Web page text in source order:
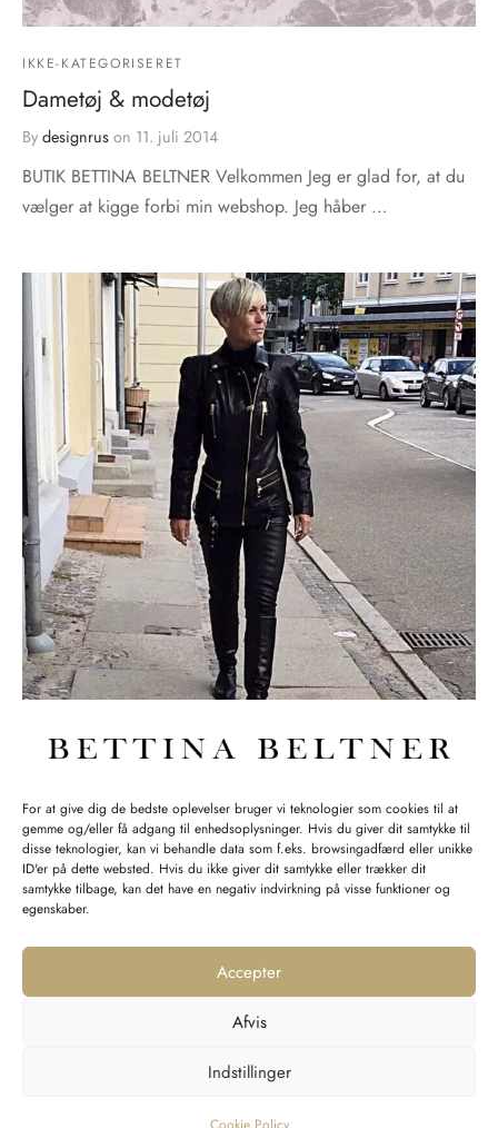
For at give dig de bedste oplevelser bruger vi teknologier som cookies til at
gemme og/eller få adgang til enhedsoplysninger. Hvis du giver dit samtykke til
disse teknologier, kan vi behandle data som f.eks. browsingadfærd eller unikke
ID'er på dette websted. Hvis du ikke giver dit samtykke eller trækker dit
samtykke tilbage, kan det have en negativ indvirkning på visse funktioner og
egenskaber.
Accepter
Afvis
Indstillinger
IKKE-KATEGORISERET
Dametøj & modetøj
By designrus on 11. juli 2014
BUTIK BETTINA BELTNER Velkommen Jeg er glad for, at du
vælger at kigge forbi min webshop. Jeg håber …
Om
Bydesignruson11. juli 2014
Om Butik Bettina Beltner Bettina Beltner Jeg ønsker at skabe